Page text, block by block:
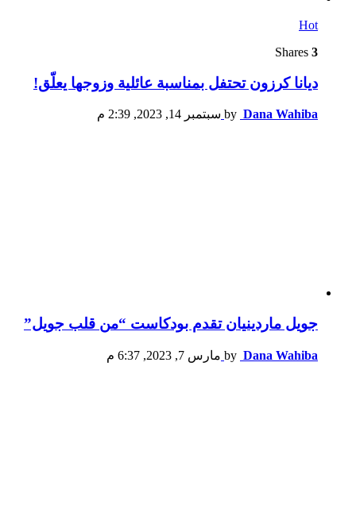
Hot
3
ديانا كرزون تحتفل بمناسبة عائلية وزوجها يعلّق!
by Dana Wahiba سبتمبر 14, 2023, 2:39 م
جويل ماردينيان تقدم بودكاست “من قلب جويل”
by Dana Wahiba مارس 7, 2023, 6:37 م